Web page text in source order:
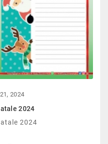
21, 2024
2024
2024